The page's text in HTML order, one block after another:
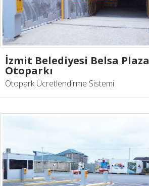
İzmit Belediyesi Belsa Plaza
Otoparkı
Otopark Ücretlendirme Sistemi